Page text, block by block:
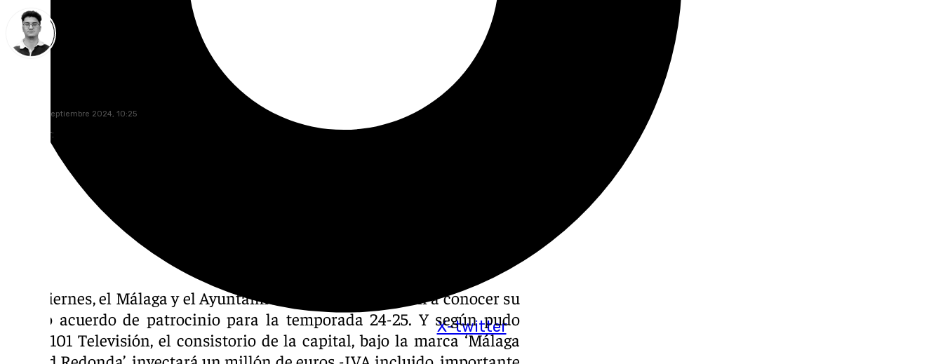
X-twitter
viernes, 13 septiembre 2024, 10:25
Compartir:
Este viernes, el Málaga y el Ayuntamiento de Málaga dieron a conocer su
último acuerdo de patrocinio para la temporada 24-25. Y según pudo
saber 101 Televisión, el consistorio de la capital, bajo la marca ‘Málaga